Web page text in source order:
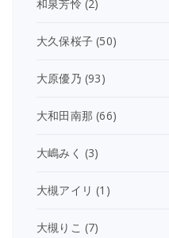
和泉芳怜 (2)
大久保桜子 (50)
大原優乃 (93)
大和田南那 (66)
大嶋みく (3)
大槻アイリ (1)
大槻りこ (7)